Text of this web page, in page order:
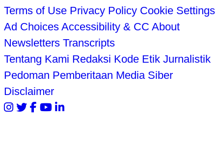
Terms of Use Privacy Policy Cookie Settings
Ad Choices Accessibility & CC About
Newsletters Transcripts
Tentang Kami Redaksi Kode Etik Jurnalistik
Pedoman Pemberitaan Media Siber
Disclaimer